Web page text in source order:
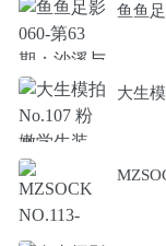
鱼鱼
大生